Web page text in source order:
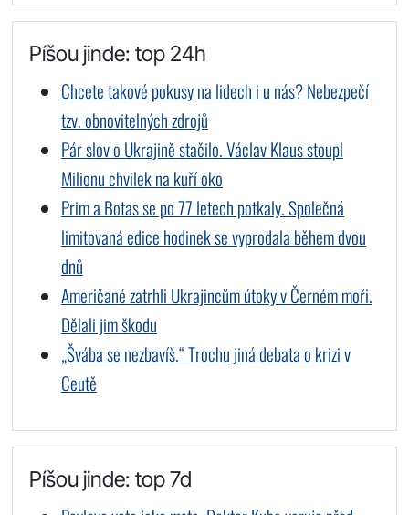
Píšou jinde: top 24h
Chcete takové pokusy na lidech i u nás? Nebezpečí
tzv. obnovitelných zdrojů
Pár slov o Ukrajině stačilo. Václav Klaus stoupl
Milionu chvilek na kuří oko
Prim a Botas se po 77 letech potkaly. Společná
limitovaná edice hodinek se vyprodala během dvou
dnů
Američané zatrhli Ukrajincům útoky v Černém moři.
Dělali jim škodu
„Švába se nezbavíš.“ Trochu jiná debata o krizi v
Ceutě
Píšou jinde: top 7d